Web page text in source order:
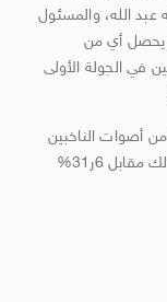
عبد الله، والمسئول
يحصل أي من
الناخبين في الجولة الأولى
عبد الله عبد الله على 45% من أصوات الناخبين
الأفغان في الجولة الأولى لانتخابات الرئاسة، وذلك مقابل 6ر31%